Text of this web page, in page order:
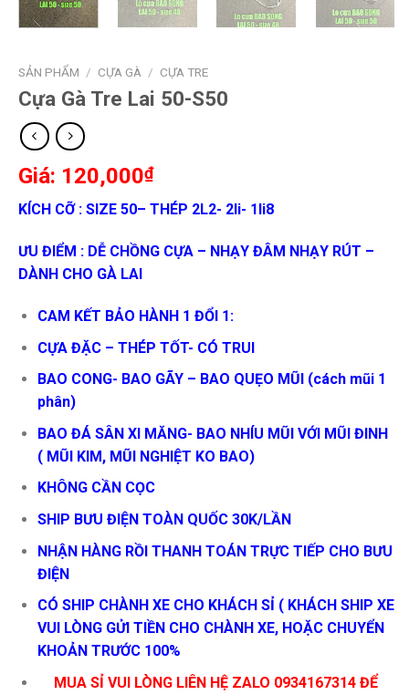
SẢN PHẨM / CỰA GÀ / CỰA TRE
Cựa Gà Tre Lai 50-S50
120,000₫
KÍCH CỠ : SIZE 50– THÉP 2L2- 2li- 1li8
ƯU ĐIỂM : DỄ CHỒNG CỰA – NHẠY ĐÂM NHẠY RÚT –
DÀNH CHO GÀ LAI
CAM KẾT BẢO HÀNH 1 ĐỔI 1:
CỰA ĐẶC – THÉP TỐT- CÓ TRUI
BAO CONG- BAO GÃY – BAO QUẸO MŨI (cách mũi 1
phân)
BAO ĐÁ SÂN XI MĂNG- BAO NHÍU MŨI VỚI MŨI ĐINH
( MŨI KIM, MŨI NGHIỆT KO BAO)
KHÔNG CẦN CỌC
SHIP BƯU ĐIỆN TOÀN QUỐC 30K/LẦN
NHẬN HÀNG RỒI THANH TOÁN TRỰC TIẾP CHO BƯU
ĐIỆN
CÓ SHIP CHÀNH XE CHO KHÁCH SỈ ( KHÁCH SHIP XE
VUI LÒNG GỬI TIỀN CHO CHÀNH XE, HOẶC CHUYỂN
KHOẢN TRƯỚC 100%
MUA SỈ VUI LÒNG LIÊN HỆ ZALO 0934167314 ĐỂ